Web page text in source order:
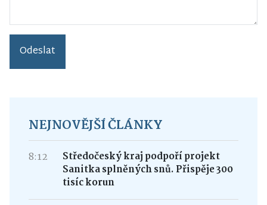
Odeslat
NEJNOVĚJŠÍ ČLÁNKY
8:12
Středočeský kraj podpoří projekt
Sanitka splněných snů. Přispěje 300
tisíc korun